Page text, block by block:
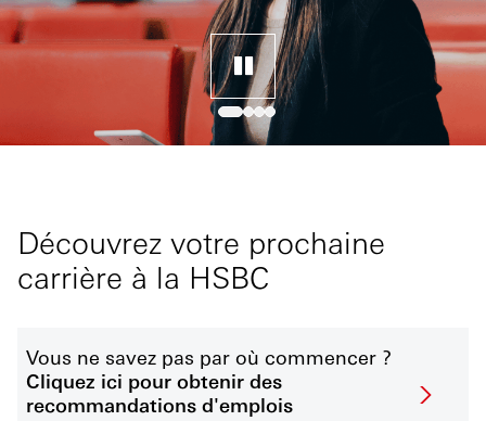
Découvrez votre prochaine
carrière à la HSBC
Vous ne savez pas par où commencer ?
Cliquez ici pour obtenir des
recommandations d'emplois